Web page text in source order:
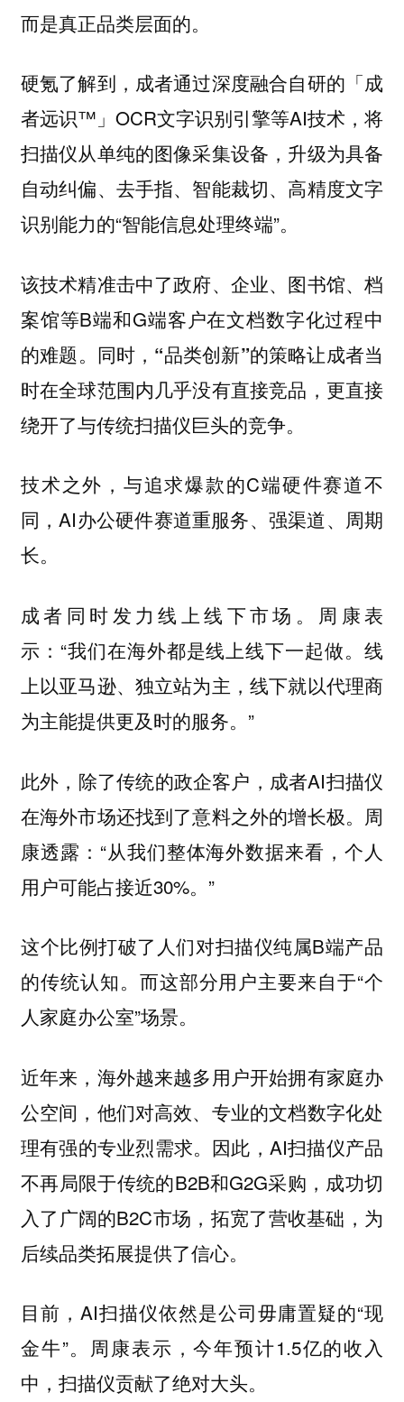
而是真正品类层面的。
硬氪了解到，成者通过深度融合自研的「成
者远识™」OCR文字识别引擎等AI技术，将
扫描仪从单纯的图像采集设备，升级为具备
自动纠偏、去手指、智能裁切、高精度文字
识别能力的“智能信息处理终端”。
该技术精准击中了政府、企业、图书馆、档
案馆等B端和G端客户在文档数字化过程中
的难题。 同时，“品类创新”的策略让成者当
时在全球范围内几乎没有直接竞品，更直接
绕开了与传统扫描仪巨头的竞争。
技术之外，与追求爆款的C端硬件赛道不
同，AI办公硬件赛道重服务、强渠道、周期
长。
成者同时发力线上线下市场。周康表
示：“我们在海外都是线上线下一起做。线
上以亚马逊、独立站为主，线下就以代理商
为主能提供更及时的服务。”
此外，除了传统的政企客户，成者AI扫描仪
在海外市场还找到了意料之外的增长极。周
康透露：“从我们整体海外数据来看，个人
用户可能占接近30%。”
这个比例打破了人们对扫描仪纯属B端产品
的传统认知。而这部分用户主要来自于“个
人家庭办公室”场景。
近年来，海外越来越多用户开始拥有家庭办
公空间，他们对高效、专业的文档数字化处
理有强的专业烈需求。因此，AI扫描仪产品
不再局限于传统的B2B和G2G采购，成功切
入了广阔的B2C市场，拓宽了营收基础，为
后续品类拓展提供了信心。
目前，AI扫描仪依然是公司毋庸置疑的“现
金牛”。周康表示，今年预计1.5亿的收入
中，扫描仪贡献了绝对大头。